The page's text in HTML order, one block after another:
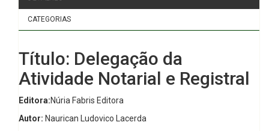
CATEGORIAS
Título: Delegação da
Atividade Notarial e Registral
Editora:Núria Fabris Editora
Autor: Naurican Ludovico Lacerda